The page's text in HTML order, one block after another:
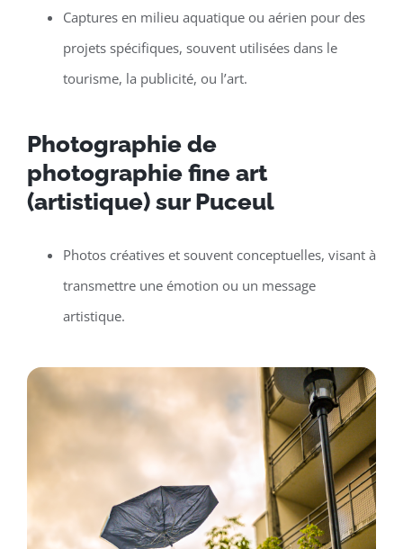
Captures en milieu aquatique ou aérien pour des
projets spécifiques, souvent utilisées dans le
tourisme, la publicité, ou l’art.
Photographie de
photographie fine art
(artistique) sur Puceul
Photos créatives et souvent conceptuelles, visant à
transmettre une émotion ou un message
artistique.